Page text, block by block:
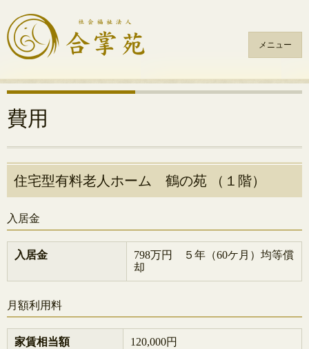
メニュー
コ
ン
テ
ン
へ
ス
プ
費用
住宅型有料老人ホーム 鶴の苑 （１階）
入居金
入居金
798万円 ５年（60ケ月）均等償
却
月額利用料
家賃相当額 120,000円